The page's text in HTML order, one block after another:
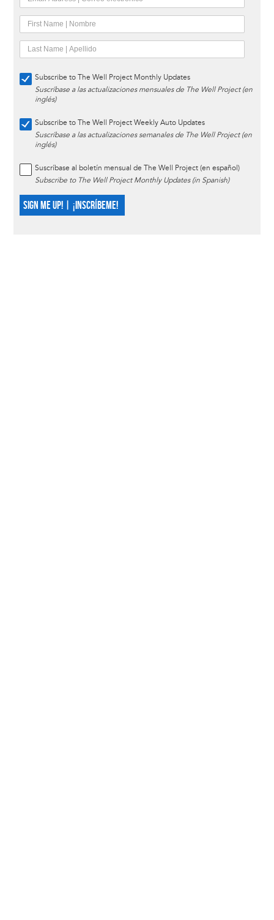
Subscribe to The Well Project Monthly Updates
Suscríbase a las actualizaciones mensuales de The Well Project (en
inglés)
Subscribe to The Well Project Weekly Auto Updates
Suscríbase a las actualizaciones semanales de The Well Project (en
inglés)
Suscríbase al boletín mensual de The Well Project (en español)
Subscribe to The Well Project Monthly Updates (in Spanish)
SIGN ME UP! | ¡INSCRÍBEME!